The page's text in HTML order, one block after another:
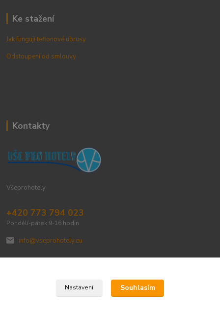
Ke stažení
Jak fungují teflonové ubrusy
Odstoupení od smlouvy
Kontakty
Všeprohotely
+420 773 794 023
Pondělí-pátek 9-16 hodin
info@vseprohotely.eu
Upravit sběr cookies.
Nastavení Souhlasím